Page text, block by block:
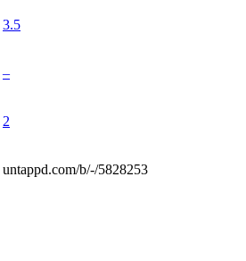
3.5
–
2
untappd.com/b/-/5828253